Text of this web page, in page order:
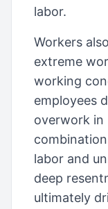
labor.
Workers
extreme
working
employees
overwork in
labor and
deep
ultimately